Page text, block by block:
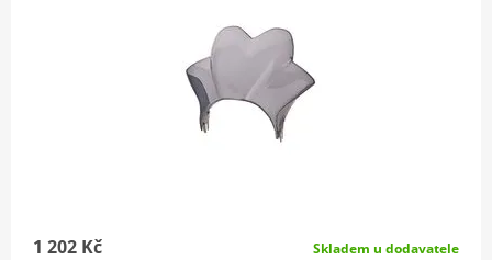
1 202 Kč Skladem u dodavatele